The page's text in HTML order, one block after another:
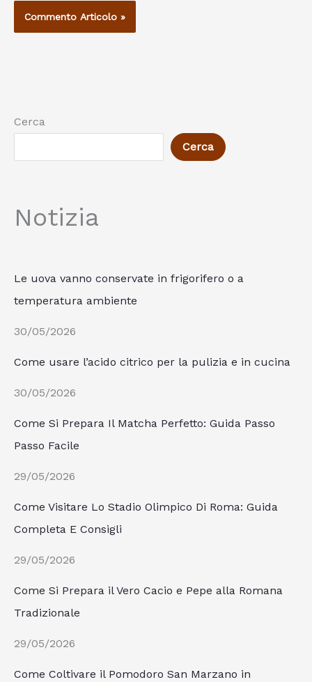
Cerca
Cerca
Notizia
Le uova vanno conservate in frigorifero o a
temperatura ambiente
30/05/2026
Come usare l’acido citrico per la pulizia e in cucina
30/05/2026
Come Si Prepara Il Matcha Perfetto: Guida Passo
Passo Facile
29/05/2026
Come Visitare Lo Stadio Olimpico Di Roma: Guida
Completa E Consigli
29/05/2026
Come Si Prepara il Vero Cacio e Pepe alla Romana
Tradizionale
29/05/2026
Come Coltivare il Pomodoro San Marzano in